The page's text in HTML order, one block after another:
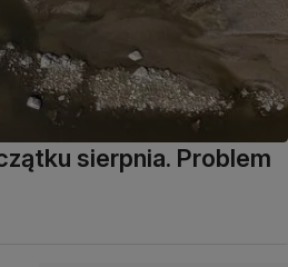
sierpnia. Problem